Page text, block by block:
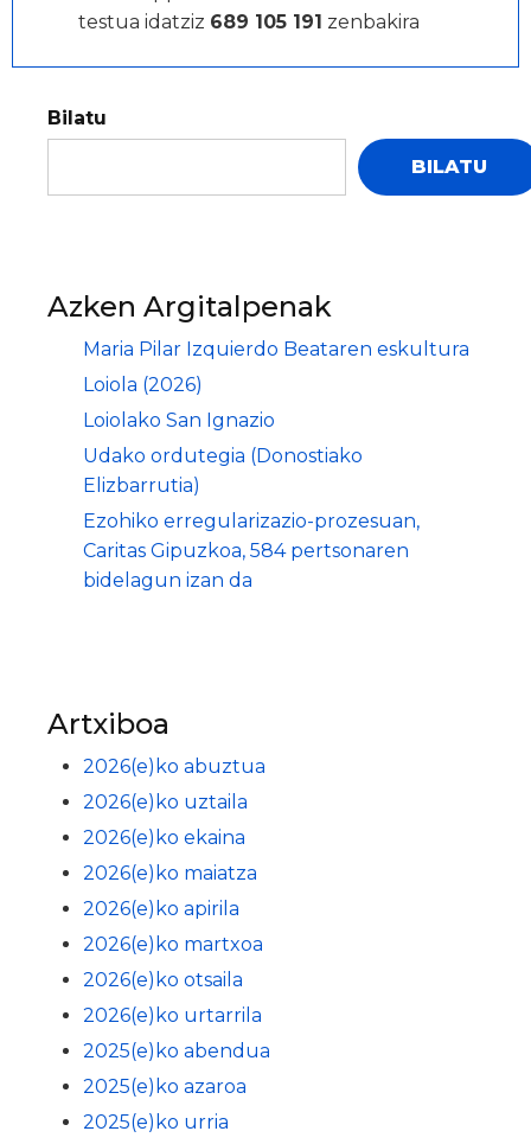
testua idatziz 689 105 191 zenbakira
Bilatu
BILATU
Azken Argitalpenak
Maria Pilar Izquierdo Beataren eskultura
Loiola (2026)
Loiolako San Ignazio
Udako ordutegia (Donostiako
Elizbarrutia)
Ezohiko erregularizazio-prozesuan,
Caritas Gipuzkoa, 584 pertsonaren
bidelagun izan da
Artxiboa
2026(e)ko abuztua
2026(e)ko uztaila
2026(e)ko ekaina
2026(e)ko maiatza
2026(e)ko apirila
2026(e)ko martxoa
2026(e)ko otsaila
2026(e)ko urtarrila
2025(e)ko abendua
2025(e)ko azaroa
2025(e)ko urria